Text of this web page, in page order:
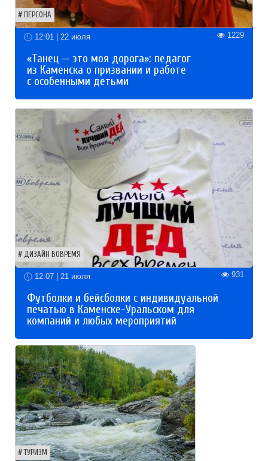
ПЕРСОНА
12:01 | 22 июля 1229
«Танец — это моя дорога»: педагог
из Каменска о призвании и работе
с особенными детьми
ДИЗАЙН ВОВРЕМЯ
12:07 | 21 июля 931
Футболки и бейсболки с индивидуальной
печатью в Каменске-Уральском для
компаний и любых мероприятий
ТУРИЗМ